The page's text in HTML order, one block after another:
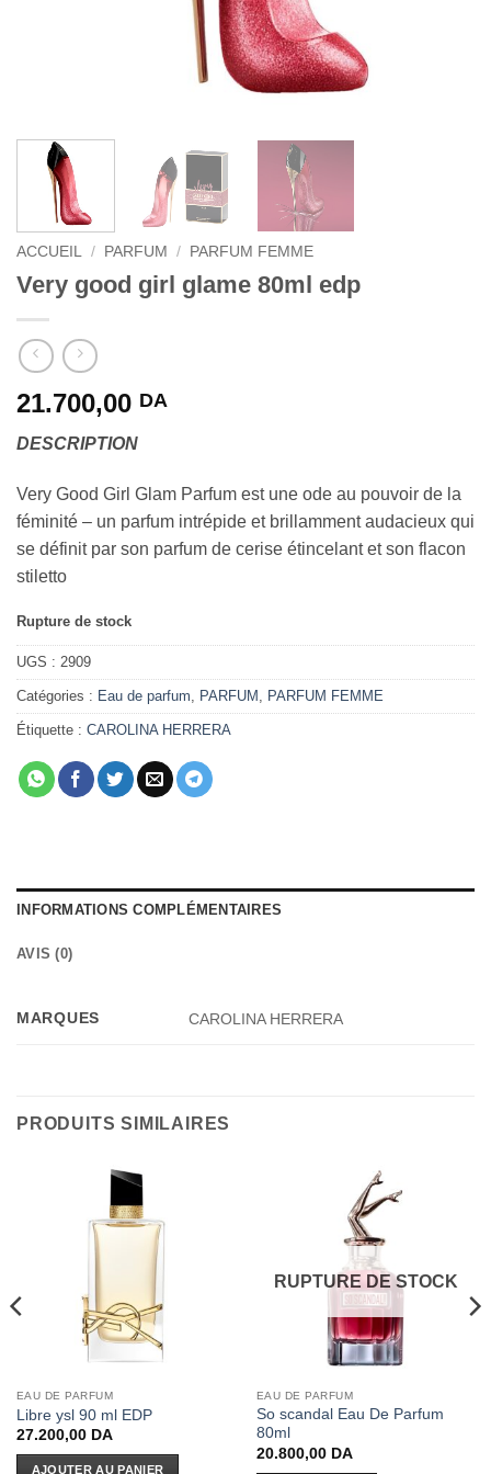
ACCUEIL / PARFUM / PARFUM FEMME
Very good girl glame 80ml edp
21.700,00 DA
DESCRIPTION
Very Good Girl Glam Parfum est une ode au pouvoir de la
féminité – un parfum intrépide et brillamment audacieux qui
se définit par son parfum de cerise étincelant et son flacon
stiletto
Rupture de stock
UGS : 2909
Catégories : Eau de parfum PARFUM PARFUM FEMME
Étiquette : CAROLINA HERRERA
INFORMATIONS COMPLÉMENTAIRES
AVIS (0)
MARQUES CAROLINA HERRERA
PRODUITS SIMILAIRES
EAU DE PARFUM
Libre ysl 90 ml EDP
27.200,00 DA
AJOUTER AU PANIER
RUPTURE DE STOCK
EAU DE PARFUM
So scandal Eau De Parfum
80ml
20.800,00 DA